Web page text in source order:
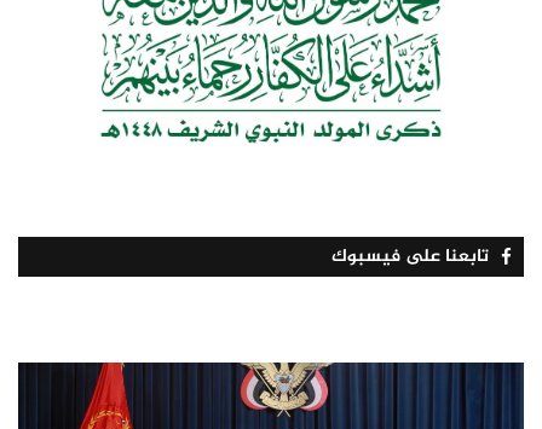
تابعنا على فيسبوك